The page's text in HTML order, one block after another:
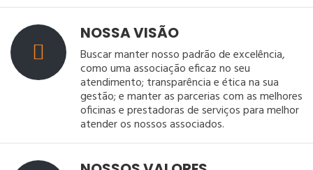
NOSSA VISÃO
Buscar manter nosso padrão de excelência,
como uma associação eficaz no seu
atendimento; transparência e ética na sua
gestão; e manter as parcerias com as melhores
oficinas e prestadoras de serviços para melhor
atender os nossos associados.